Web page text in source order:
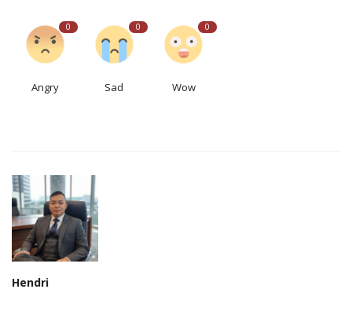
0
Angry
0
Sad
0
Wow
Hendri